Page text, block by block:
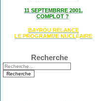
11 SEPTEMBRRE 2001,
COMPLOT ?
BAYROU RELANCE
LE PROGRAMME NUCLÉAIRE
Recherche